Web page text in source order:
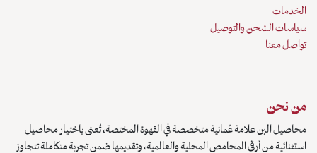
الخدمات
سياسات الشحن والتوصيل
تواصل معنا
من نحن
محاصيل البن علامة عُمانية متخصصة في القهوة المختصة، تُعنى باختيار محاصيل
استثنائية من أرقى المحامص المحلية والعالمية، وتقديمها ضمن تجربة متكاملة تتجاوز